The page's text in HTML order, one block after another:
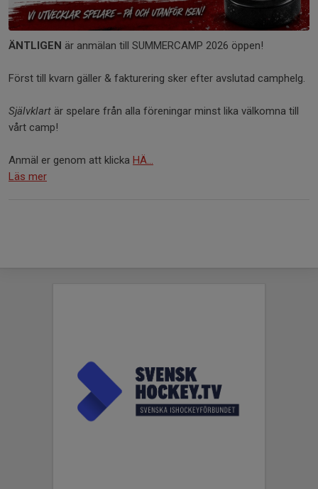
ÄNTLIGEN är anmälan till SUMMERCAMP 2026 öppen!
Först till kvarn gäller & fakturering sker efter avslutad camphelg.
Självklart är spelare från alla föreningar minst lika välkomna till
vårt camp!
Anmäl er genom att klicka HÄ...
Läs mer